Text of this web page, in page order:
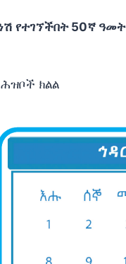
የተገኘችበት 50ኛ ዓመት
ክልል